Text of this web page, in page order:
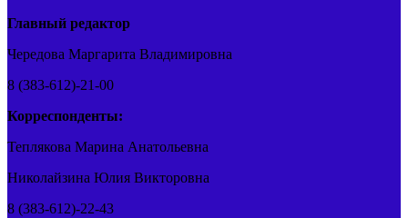
Главный редактор
Чередова Маргарита Владимировна
8 (383-612)-21-00
Корреспонденты:
Теплякова Марина Анатольевна
Николайзина Юлия Викторовна
8 (383-612)-22-43